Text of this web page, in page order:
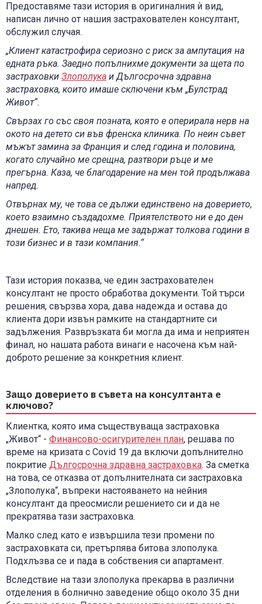
Предоставяме тази история в оригиналния ѝ вид,
написан лично от нашия застрахователен консултант,
обслужил случая.
„Клиент катастрофира сериозно с риск за ампутация на
едната ръка. Заедно попълнихме документи за щета по
застраховки Злополука и Дългосрочна здравна
застраховка, които имаше сключени към „Булстрад
Живот“.
Свързах го със своя позната, която е оперирала нерв на
окото на детето си във френска клиника. По неин съвет
мъжът замина за Франция и след година и половина,
когато случайно ме срещна, разтвори ръце и ме
прегърна. Каза, че благодарение на мен той продължава
напред.
Отвърнах му, че това се дължи единствено на доверието,
което взаимно създадохме. Приятелството ни е до ден
днешен. Ето, такива неща ме задържат толкова години в
този бизнес и в тази компания.“
Тази история показва, че един застрахователен
консултант не просто обработва документи. Той търси
решения, свързва хора, дава надежда и остава до
клиента дори извън рамките на стандартните си
задължения. Развръзката би могла да има и неприятен
финал, но нашата работа винаги е насочена към най-
доброто решение за конкретния клиент.
Защо доверието в съвета на консултанта е
ключово?
Клиентка, която има съществуваща застраховка
„Живот“ - Финансово-осигурителен план, решава по
време на кризата с Covid 19 да включи допълнително
покритие Дългосрочна здравна застраховка. За сметка
на това, се отказва от допълнителната си застраховка
„Злополука“, въпреки настояването на нейния
консултант да преосмисли решението си и да не
прекратява тази застраховка.
Малко след като е извършила тези промени по
застраховката си, претърпява битова злополука.
Подхлъзва се и пада в собствения си апартамент.
Вследствие на тази злополука прекарва в различни
отделения в болнично заведение общо около 35 дни